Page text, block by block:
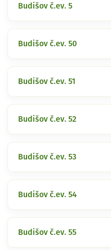
Budišov č.ev. 5
Budišov č.ev. 50
Budišov č.ev. 51
Budišov č.ev. 52
Budišov č.ev. 53
Budišov č.ev. 54
Budišov č.ev. 55